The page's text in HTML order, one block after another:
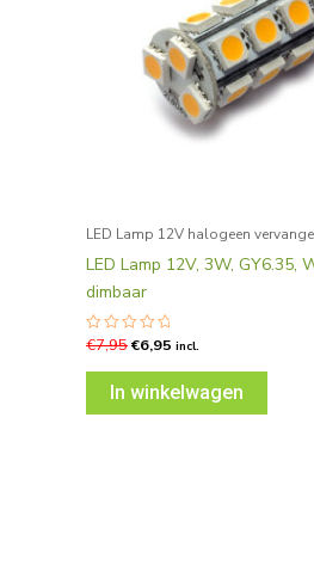
LED Lamp 12V halogeen
LED Lamp 12V, 3W, GY6.35,
dimbaar
Gewaardeerd
uit
€7,95€6,95 incl.
In winkelwagen